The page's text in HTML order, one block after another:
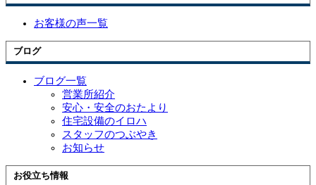
お客様の声一覧
ブログ
ブログ一覧
営業所紹介
安心・安全のおたより
住宅設備のイロハ
スタッフのつぶやき
お知らせ
お役立ち情報